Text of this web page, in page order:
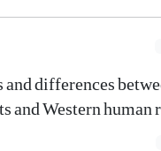
differences
and Western human